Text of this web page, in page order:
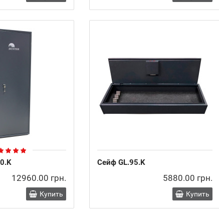
12960.00 грн.
Купить
Сейф GL.95.K
5880.00 грн.
Купить